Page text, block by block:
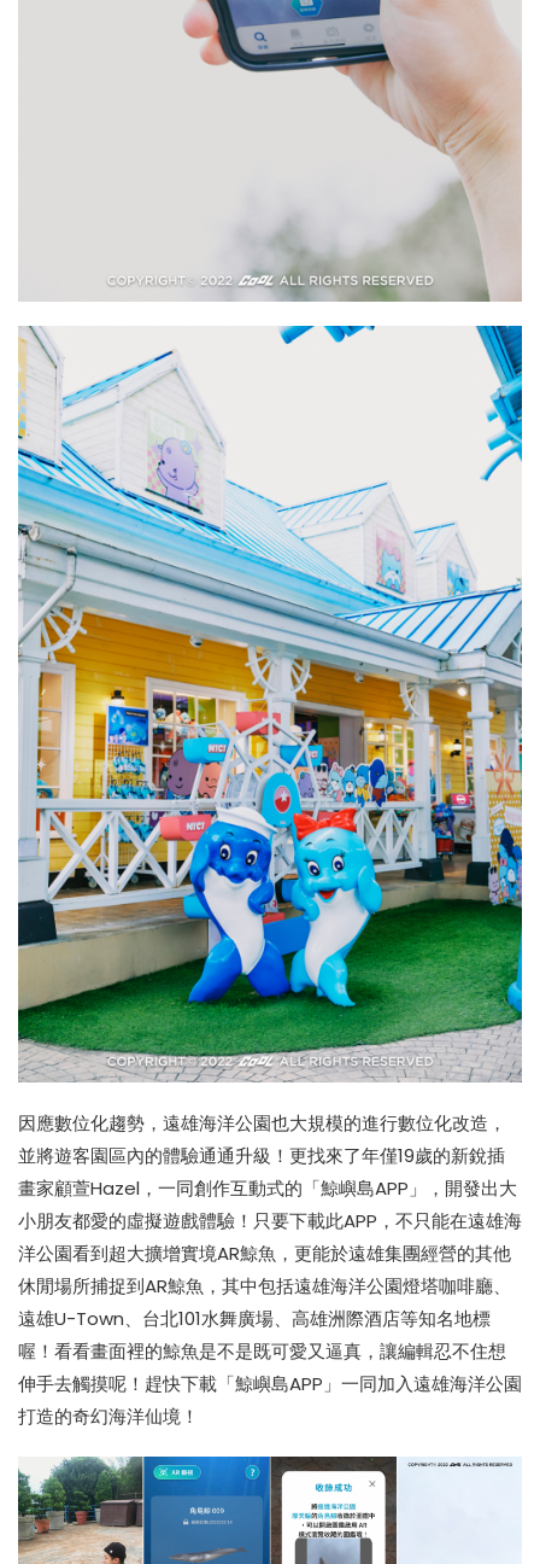
因應數位化趨勢，遠雄海洋公園也大規模的進行數位化改造，
並將遊客園區內的體驗通通升級！更找來了年僅19歲的新銳插
畫家顧萱Hazel，一同創作互動式的「鯨嶼島APP」，開發出大
小朋友都愛的虛擬遊戲體驗！只要下載此APP，不只能在遠雄海
洋公園看到超大擴增實境AR鯨魚，更能於遠雄集團經營的其他
休閒場所捕捉到AR鯨魚，其中包括遠雄海洋公園燈塔咖啡廳、
遠雄U-Town、台北101水舞廣場、高雄洲際酒店等知名地標
喔！看看畫面裡的鯨魚是不是既可愛又逼真，讓編輯忍不住想
伸手去觸摸呢！趕快下載「鯨嶼島APP」一同加入遠雄海洋公園
打造的奇幻海洋仙境！